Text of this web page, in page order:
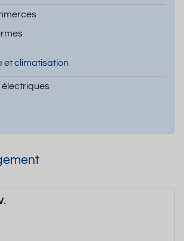
et climatisation